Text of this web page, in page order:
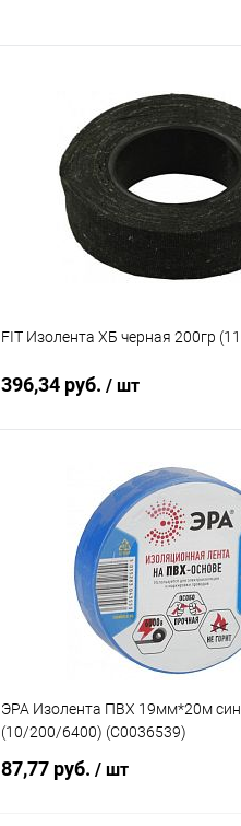
FIT Изолента ХБ черная 200гр
396,34 руб. / шт
В корзину
Купить в 1 клик К
В избранное В
ЭРА Изолента ПВХ 19мм*20м
(10/200/6400) (C0036539)
87,77 руб. / шт